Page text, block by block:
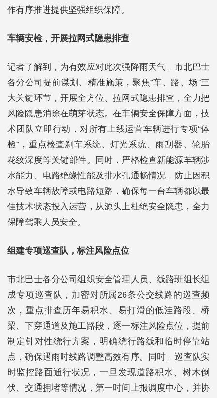
作有序推进提供坚强组织保障。
车辆安检，开展拉网式隐患排查
记者了解到，为有效应对此次强降雨天气，市北巴士
各分公司提前谋划、精准施策，聚焦“车、路、场”三
大关键环节，开展全方位、拉网式隐患排查，全力把
风险隐患消除在萌芽状态。在车辆安全保障方面，技
术团队立即行动，对所有上线运营车辆进行专项“体
检”，重点检查刹车系统、灯光系统、雨刮器、轮胎
花纹深度等关键部件。同时，严格检查新能源车辆涉
水能力、电路绝缘性能及排水孔通畅情况，防止因积
水导致车辆故障或电路短路，确保每一台车辆都以最
佳技术状态投入运营，从源头上杜绝安全隐患，全力
保障驾乘人员安全。
组建专项巡查队，标注风险点位
市北巴士各分公司组织安全管理人员、线路班组长组
成专项巡查队，加密对所属26条公交线路的巡查频
次，重点排查历年易积水、易打滑的低洼路段、桥
梁、下穿通道及施工路段，逐一标注风险点位，提前
制定针对性绕行方案，明确绕行路线和临时停靠站
点，确保遇雨时线路调整高效有序。同时，巡查队实
时监控路面通行状况，一旦发现道路积水、树木倒
伏、交通拥堵等情况，第一时间上报调度中心，并协